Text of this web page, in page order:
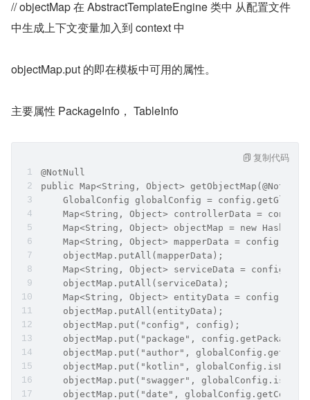
// objectMap 在 AbstractTemplateEngine 类中 从配置文件
中生成上下文变量加入到 context 中
objectMap.put 的即在模板中可用的属性。
主要属性 PackageInfo， TableInfo
@NotNull
public Map<String, Object>
GlobalConfig globalConfig =
Map<String, Object> controllerData =
Map<String, Object> objectMap = new
Map<String, Object> mapperData =
    objectMap.putAll(mapperData);
Map<String, Object> serviceData =
    objectMap.putAll(serviceData);
Map<String, Object> entityData =
    objectMap.putAll(entityData);
    objectMap.put("config", config);
objectMap.put("package",
objectMap.put("author",
objectMap.put("kotlin",
objectMap.put("swagger",
objectMap.put("date",
复制代码